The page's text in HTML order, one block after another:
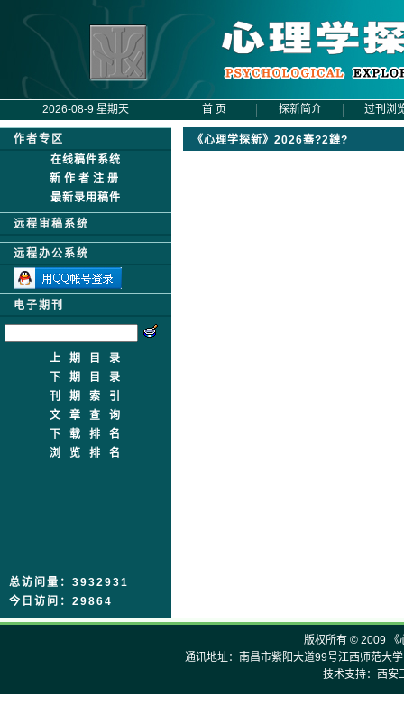
2026-08-9 星期天 首 页 探新简介 过刊浏
《心理学探新》 2026骞?2鏈?
作者专区
在线稿件系统
新作者注册
最新录用稿件
远程审稿系统
远程办公系统
电子期刊
上期目录
下期目录
刊期索引
文章查询
下载排名
浏览排名
总访问量：3932931
今日访问：29864
版权所有 © 2009 《
通讯地址：南昌市紫阳大道99号江西师范大
技术支持：西安